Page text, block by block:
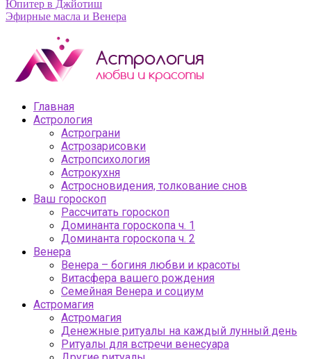
Юпитер в Джйотиш
Эфирные масла и Венера
Главная
Астрология
Астрограни
Астрозарисовки
Астропсихология
Астрокухня
Астросновидения, толкование снов
Ваш гороскоп
Рассчитать гороскоп
Доминанта гороскопа ч. 1
Доминанта гороскопа ч. 2
Венера
Венера – богиня любви и красоты
Витасфера вашего рождения
Семейная Венера и социум
Астромагия
Астромагия
Денежные ритуалы на каждый лунный день
Ритуалы для встречи венесуара